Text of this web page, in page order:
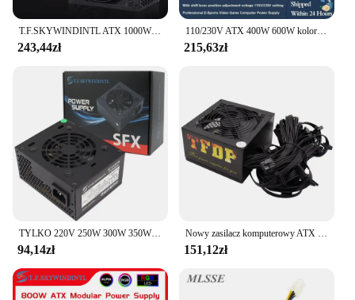
T.F.SKYWINDINTL ATX 1000W Zasilacz w pełni modułowy Pełne napięcie 110-240V Zasilacze komputerowe z 24-pinową płytą główną
243,44zł
110/230V ATX 400W 600W kolorowy cichy wentylator RGB PSU 24Pin 12V pulpitu E-sport zasilacz do komputera gra wideo
215,63zł
TYLKO 220V 250W 300W 350W 400W zasilacz komputerowy Źródło zasilania SFX PSU do komputera Mini obudowa PC HTPC NAS
94,14zł
Nowy zasilacz komputerowy ATX o mocy 800 W do komputera dla graczy Wysokiej jakości zasilanie górnicze Źródło komputera o mocy 800 W
151,12zł